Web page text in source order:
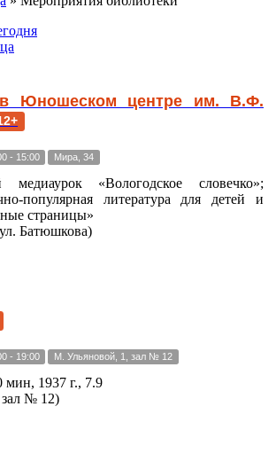
Юношеском центре им. В.Ф.
- 15:00 Мира, 34
медиаурок «Вологодское словечко»;
популярная литература для детей и
страницы»
Батюшкова)
- 19:00 М. Ульяновой, 1, зал № 12
мин, 1937 г., 7.9
№ 12)